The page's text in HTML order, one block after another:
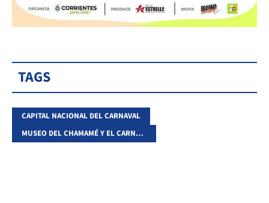
TAGS
CAPITAL NACIONAL DEL CARNAVAL
MUSEO DEL CHAMAMÉ Y EL CARNAVA